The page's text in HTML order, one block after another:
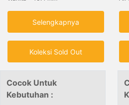
Selengkapnya
Koleksi Sold Out
Cocok Untuk
Kebutuhan :